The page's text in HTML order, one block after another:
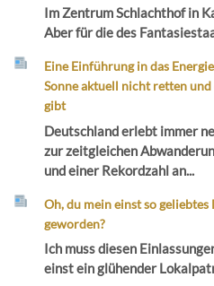
Im Zentrum Schlachthof in
Aber für die des
Eine Einführung in das
Sonne aktuell nicht retten und
gibt
Deutschland erlebt immer
zur zeitgleichen
und einer Rekordzahl an...
Oh, du mein einst so
geworden?
Ich muss diesen
einst ein glühender